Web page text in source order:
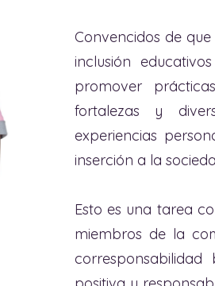
Convencidos de
inclusión
promover
fortalezas y
experiencias
inserción a la
Esto es una tarea
miembros de la